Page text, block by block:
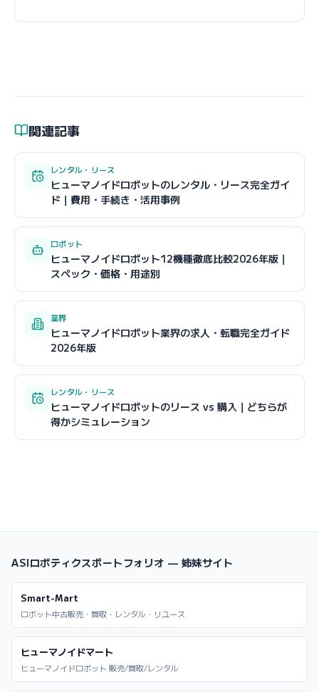
関連記事
レンタル・リース
ヒューマノイドロボットのレンタル・リース完全ガイ
ド｜費用・手続き・活用事例
ロボット
ヒューマノイドロボット12機種徹底比較2026年版｜
スペック・価格・用途別
業界
ヒューマノイドロボット業界の求人・転職完全ガイド
2026年版
レンタル・リース
ヒューマノイドロボットのリース vs 購入｜どちらが
得かシミュレーション
ASIロボティクスポートフォリオ — 姉妹サイト
Smart-Mart
ロボット中古販売・買取・レンタル・リユース
ヒューマノイドマート
ヒューマノイドロボット 販売/買取/レンタル